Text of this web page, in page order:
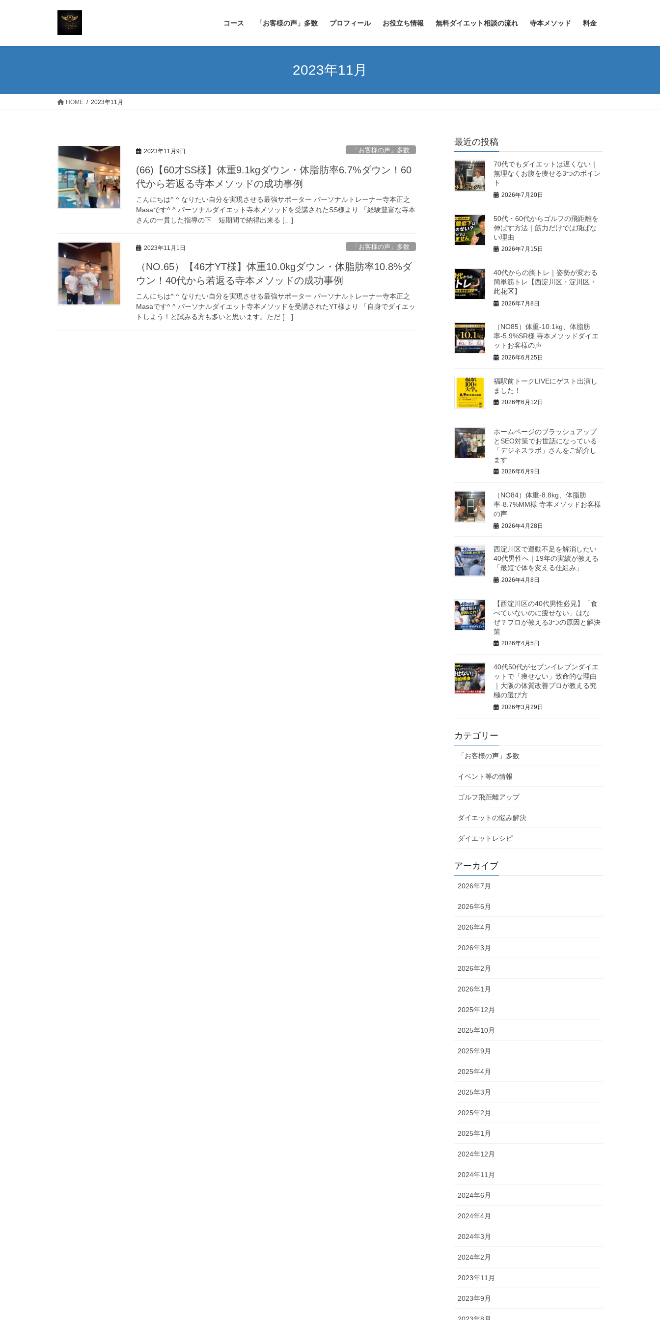
コース 「お客様の声」多数 プロフィール お役立ち情報 無料ダイエット相談の流れ 寺本メソッド 料金
2023年11月
HOME 2023年11月
2023年11月9日 「お客様の声」多数
(66)【60才SS様】体重9.1kgダウン・体脂肪率6.7%ダウン！60
代から若返る寺本メソッドの成功事例
こんにちは^ ^ なりたい自分を実現させる最強サポーター パーソナルトレーナー寺本正之
Masaです^ ^ パーソナルダイエット寺本メソッドを受講されたSS様より 「経験豊富な寺本
さんの一貫した指導の下 短期間で納得出来る […]
2023年11月1日 「お客様の声」多数
（NO.65）【46才YT様】体重10.0kgダウン・体脂肪率10.8%ダ
ウン！40代から若返る寺本メソッドの成功事例
こんにちは^ ^ なりたい自分を実現させる最強サポーター パーソナルトレーナー寺本正之
Masaです^ ^ パーソナルダイエット寺本メソッドを受講されたYT様より 「自身でダイエッ
トしよう！と試みる方も多いと思います。ただ […]
最近の投稿
70代でもダイエットは遅くない｜
無理なくお腹を痩せる3つのポイン
ト
2026年7月20日
50代・60代からゴルフの飛距離を
伸ばす方法｜筋力だけでは飛ばな
い理由
2026年7月15日
40代からの胸トレ｜姿勢が変わる
簡単筋トレ【西淀川区・淀川区・
此花区】
2026年7月8日
（NO85）体重-10.1kg、体脂肪
率-5.9%SR様 寺本メソッドダイエ
ットお客様の声
2026年6月25日
福駅前トークLIVEにゲスト出演し
ました！
2026年6月12日
ホームページのブラッシュアップ
とSEO対策でお世話になっている
「デジネスラボ」さんをご紹介し
ます
2026年6月9日
（NO84）体重-8.8kg、体脂肪
率-8.7%MM様 寺本メソッドお客様
の声
2026年4月28日
西淀川区で運動不足を解消したい
40代男性へ｜19年の実績が教える
「最短で体を変える仕組み」
2026年4月8日
【西淀川区の40代男性必見】「食
べていないのに痩せない」はな
ぜ？プロが教える3つの原因と解決
策
2026年4月5日
40代50代がセブンイレブンダイエ
ットで「痩せない」致命的な理由
｜大阪の体質改善プロが教える究
極の選び方
2026年3月29日
カテゴリー
「お客様の声」多数
イベント等の情報
ゴルフ飛距離アップ
ダイエットの悩み解決
ダイエットレシピ
アーカイブ
2026年7月
2026年6月
2026年4月
2026年3月
2026年2月
2026年1月
2025年12月
2025年10月
2025年9月
2025年4月
2025年3月
2025年2月
2025年1月
2024年12月
2024年11月
2024年6月
2024年4月
2024年3月
2024年2月
2023年11月
2023年9月